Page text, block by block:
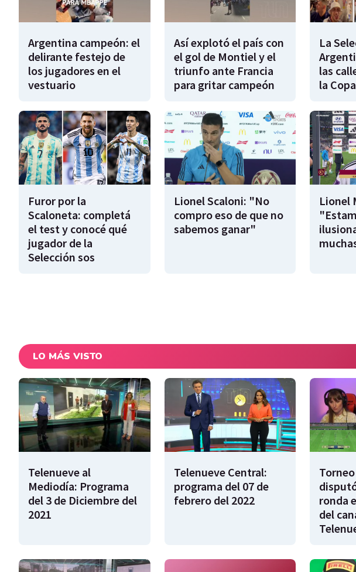
Argentina campeón: el
delirante festejo de
los jugadores en el
vestuario
Así explotó el país con
el gol de Montiel y el
triunfo ante Francia
para gritar campeón
La
las
la
Furor por la
Scaloneta: completá
el test y conocé qué
jugador de la
Selección sos
Lionel Scaloni: "No
compro eso de que no
sabemos ganar"
Lionel
LO MÁS VISTO
Telenueve al
Mediodía: Programa
del 3 de Diciembre del
2021
Telenueve Central:
programa del 07 de
febrero del 2022
ronda
del